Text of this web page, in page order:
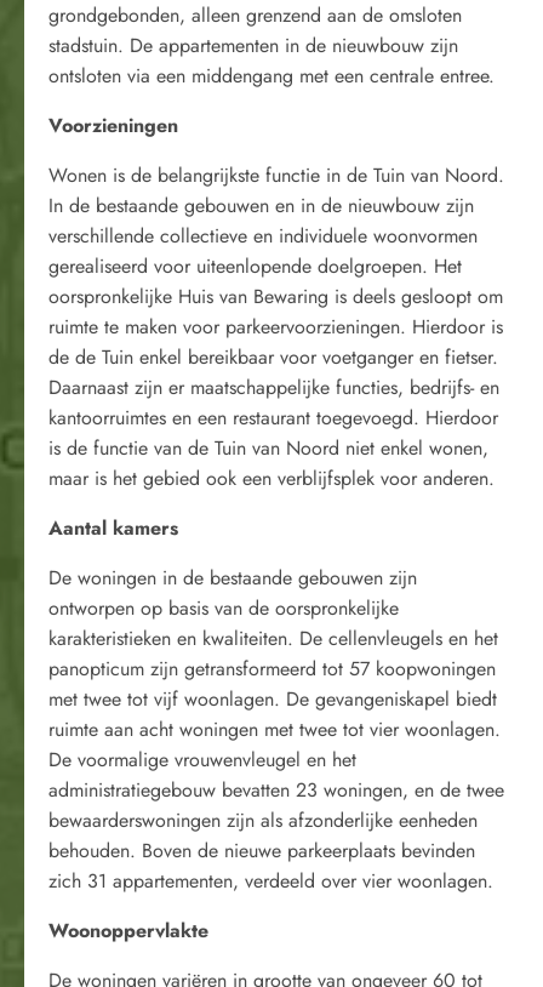
grondgebonden, alleen grenzend aan de omsloten
stadstuin. De appartementen in de nieuwbouw zijn
ontsloten via een middengang met een centrale entree.
Voorzieningen
Wonen is de belangrijkste functie in de Tuin van Noord.
In de bestaande gebouwen en in de nieuwbouw zijn
verschillende collectieve en individuele woonvormen
gerealiseerd voor uiteenlopende doelgroepen. Het
oorspronkelijke Huis van Bewaring is deels gesloopt om
ruimte te maken voor parkeervoorzieningen. Hierdoor is
de de Tuin enkel bereikbaar voor voetganger en fietser.
Daarnaast zijn er maatschappelijke functies, bedrijfs- en
kantoorruimtes en een restaurant toegevoegd. Hierdoor
is de functie van de Tuin van Noord niet enkel wonen,
maar is het gebied ook een verblijfsplek voor anderen.
Aantal kamers
De woningen in de bestaande gebouwen zijn
ontworpen op basis van de oorspronkelijke
karakteristieken en kwaliteiten. De cellenvleugels en het
panopticum zijn getransformeerd tot 57 koopwoningen
met twee tot vijf woonlagen. De gevangeniskapel biedt
ruimte aan acht woningen met twee tot vier woonlagen.
De voormalige vrouwenvleugel en het
administratiegebouw bevatten 23 woningen, en de twee
bewaarderswoningen zijn als afzonderlijke eenheden
behouden. Boven de nieuwe parkeerplaats bevinden
zich 31 appartementen, verdeeld over vier woonlagen.
Woonoppervlakte
De woningen variëren in grootte van ongeveer 60 tot